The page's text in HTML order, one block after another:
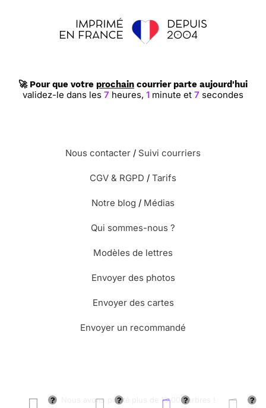
🚀 Pour que votre prochain courrier parte aujourd'hui
validez-le dans les 7 heures, 1minute et 6 secondes
Nous contacter / Suivi courriers
CGV & RGPD / Tarifs
Notre blog / Médias
Qui sommes-nous ?
Modèles de lettres
Envoyer des photos
Envoyer des cartes
Envoyer un recommandé
🌳 Nous avons planté plus de 13.000 arbres !